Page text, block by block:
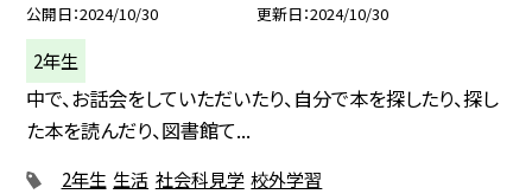
公開日 2024/10/30 更新日 2024/10/30
2年生
中で、お話会をしていただいたり、自分で本を探したり、探し
た本を読んだり、図書館て...
2年生 生活 社会科見学 校外学習